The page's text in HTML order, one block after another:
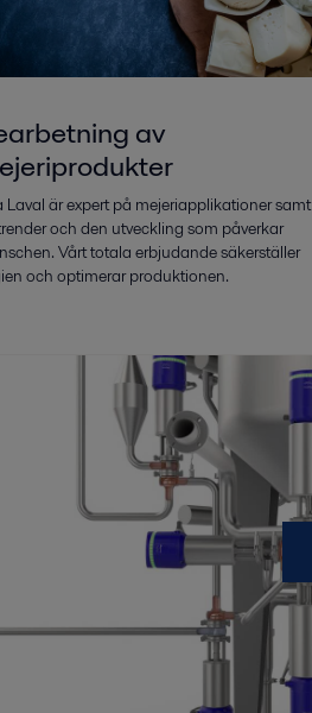
av
Laval är expert på mejeriapplikationer samt
och den utveckling som påverkar
Vårt totala erbjudande säkerställer
och optimerar produktionen.